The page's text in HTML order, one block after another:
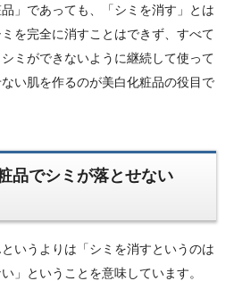
」であっても、「シミを消す」とは
を完全に消すことはできず、すべて
ミができないように継続して使って
い肌を作るのが美白化粧品の役目で
品でシミが落とせない
いうよりは「シミを消すというのは
」ということを意味しています。